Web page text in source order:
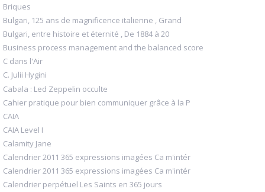
Briques
Bulgari, 125 ans de magnificence italienne , Grand
Bulgari, entre histoire et éternité , De 1884 à 20
Business process management and the balanced score
C dans l'Air
C. Julii Hygini
Cabala : Led Zeppelin occulte
Cahier pratique pour bien communiquer grâce à la P
CAIA
CAIA Level I
Calamity Jane
Calendrier 2011 365 expressions imagées Ca m'intér
Calendrier 2011 365 expressions imagées Ca m'intér
Calendrier perpétuel Les Saints en 365 jours